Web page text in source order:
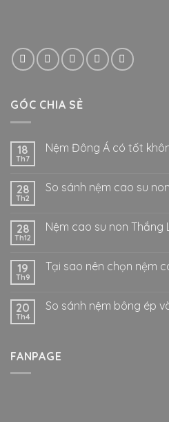
GÓC CHIA SẺ
18
Th7
Nệm Đông Á có tốt
28
Th2
So sánh nệm cao su
28
Th12
Nệm cao su non Thắng
19
Th9
Tại sao nên chọn nệm
20
Th4
So sánh nệm bông ép
FANPAGE